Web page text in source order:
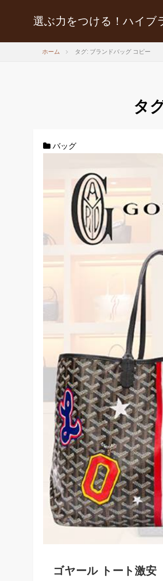
選ぶ力をつける！ハイブ
ホーム タグ: ブランドバッグ コピー
タ
バッグ
ゴヤール トート激安